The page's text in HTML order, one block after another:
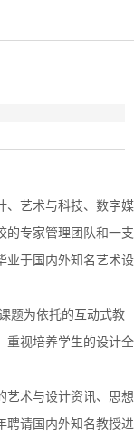
艺术与科技、数字媒
的专家管理团队和一支
业于国内外知名艺术设
题为依托的互动式教
重视培养学生的设计全
术与设计资讯、思想
聘请国内外知名教授进